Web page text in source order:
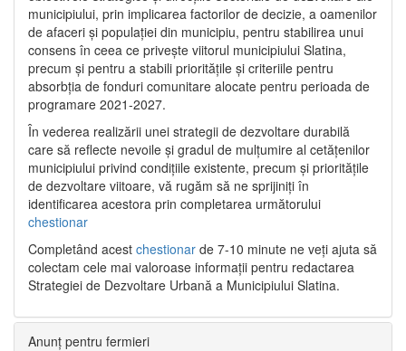
municipiului, prin implicarea factorilor de decizie, a oamenilor
de afaceri și populației din municipiu, pentru stabilirea unui
consens în ceea ce privește viitorul municipiului Slatina,
precum și pentru a stabili prioritățile și criteriile pentru
absorbția de fonduri comunitare alocate pentru perioada de
programare 2021-2027.
În vederea realizării unei strategii de dezvoltare durabilă
care să reflecte nevoile și gradul de mulțumire al cetățenilor
municipiului privind condițiile existente, precum și prioritățile
de dezvoltare viitoare, vă rugăm să ne sprijiniți în
identificarea acestora prin completarea următorului
chestionar
Completând acest chestionar de 7-10 minute ne veți ajuta să
colectam cele mai valoroase informații pentru redactarea
Strategiei de Dezvoltare Urbană a Municipiului Slatina.
Anunț pentru fermieri